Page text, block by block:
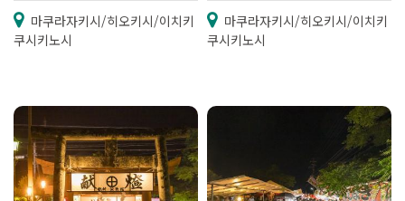
마쿠라자키시/히오키시/이치키
쿠시키노시
마쿠라자키시/히오키시/이치키
쿠시키노시